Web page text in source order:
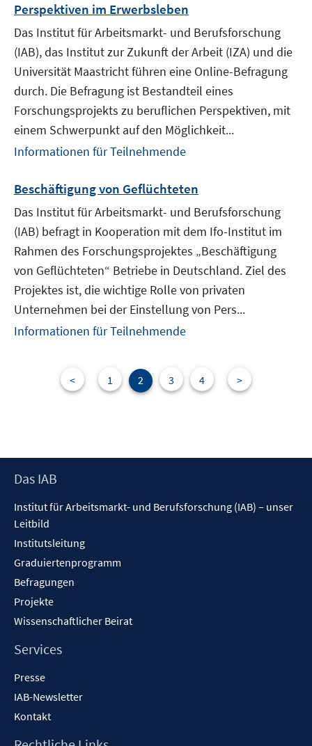
Perspektiven im Erwerbsleben
Das Institut für Arbeitsmarkt- und Berufsforschung
(IAB), das Institut zur Zukunft der Arbeit (IZA) und die
Universität Maastricht führen eine Online-Befragung
durch. Die Befragung ist Bestandteil eines
Forschungsprojekts zu beruflichen Perspektiven, mit
einem Schwerpunkt auf den Möglichkeit...
Informationen für Teilnehmende
Beschäftigung von Geflüchteten
Das Institut für Arbeitsmarkt- und Berufsforschung
(IAB) befragt in Kooperation mit dem Ifo-Institut im
Rahmen des Forschungsprojektes „Beschäftigung
von Geflüchteten“ Betriebe in Deutschland. Ziel des
Projektes ist, die wichtige Rolle von privaten
Unternehmen bei der Einstellung von Pers...
Informationen für Teilnehmende
< 1 2 3 4 >
Footer
Das IAB
Institut für Arbeitsmarkt- und Berufsforschung (IAB) – unser
Leitbild
Institutsleitung
Graduiertenprogramm
Befragungen
Projekte
Wissenschaftlicher Beirat
Services
Presse
IAB-Newsletter
Kontakt